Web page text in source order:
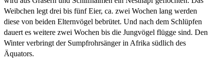
Weibchen legt drei bis fünf Eier, ca. zwei Wochen lang werden
diese von beiden Elternvögel bebrütet. Und nach dem Schlüpfen
dauert es weitere zwei Wochen bis die Jungvögel flügge sind. Den
Winter verbringt der Sumpfrohrsänger in Afrika südlich des
Äquators.